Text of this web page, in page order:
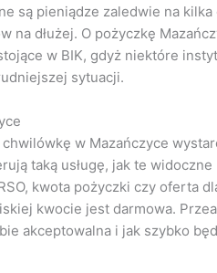
są pieniądze zaledwie na
na dłużej. O pożyczkę
w BIK, gdyż niektóre
sytuacji.
w Mazańczyce
taką usługę, jak te
kwota pożyczki czy oferta
kwocie jest darmowa.
akceptowalna i jak szybko